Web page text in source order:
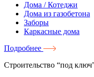
Дома / Котеджи
Дома из газобетона
Заборы
Каркасные дома
Подробнее
Строительство “под